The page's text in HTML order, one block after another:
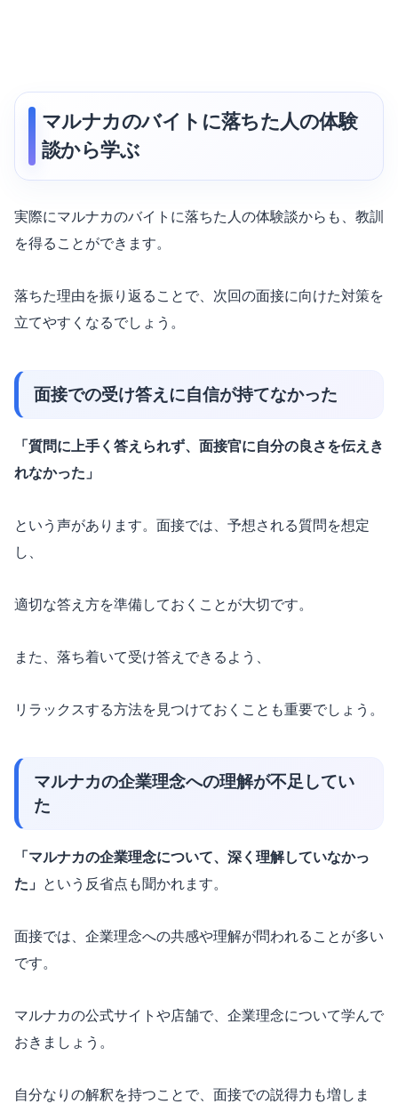
マルナカのバイトに落ちた人の体験
談から学ぶ
実際にマルナカのバイトに落ちた人の体験談からも、教訓
を得ることができます。
落ちた理由を振り返ることで、次回の面接に向けた対策を
立てやすくなるでしょう。
面接での受け答えに自信が持てなかった
「質問に上手く答えられず、面接官に自分の良さを伝えき
れなかった」
という声があります。面接では、予想される質問を想定
し、
適切な答え方を準備しておくことが大切です。
また、落ち着いて受け答えできるよう、
リラックスする方法を見つけておくことも重要でしょう。
マルナカの企業理念への理解が不足してい
た
「マルナカの企業理念について、深く理解していなかっ
た」 という反省点も聞かれます。
面接では、企業理念への共感や理解が問われることが多い
です。
マルナカの公式サイトや店舗で、企業理念について学んで
おきましょう。
自分なりの解釈を持つことで、面接での説得力も増しま